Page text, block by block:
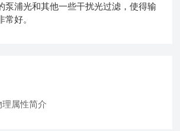
泵浦光和其他一些干扰光过滤，使得输
好。
理属性简介